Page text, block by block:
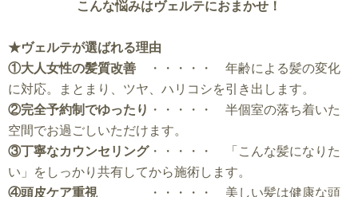
こんな悩みはヴェルテにおまかせ！
★ヴェルテが選ばれる理由
①大人女性の髪質改善
・・・・・ 年齢による髪の変化
に対応。まとまり、ツヤ、ハリコシを引き出します。
②完全予約制でゆったり ・・・・・ 半個室の落ち着いた
空間でお過ごしいただけます。
③丁寧なカウンセリング・・・・・ 「こんな髪になりた
い」をしっかり共有してから施術します。
④頭皮ケア重視
・・・・・ 美しい髪は健康な頭